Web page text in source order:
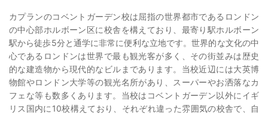
カプランのコベントガーデン校は屈指の世界都市であるロンドン
の中心部ホルボーン区に校舎を構えており、最寄り駅ホルボーン
駅から徒歩5分と通学に非常に便利な立地です。世界的な文化の中
心であるロンドンは世界で最も観光客が多く、その街並みは歴史
的な建造物から現代的なビルまであります。当校近辺には大英博
物館やロンドン大学等の観光名所があり、スーパーやお洒落なカ
フェな等も数多くあります。当校はコベントガーデン以外にイギ
リス国内に10校構えており、それぞれ違った雰囲気の校舎で、自